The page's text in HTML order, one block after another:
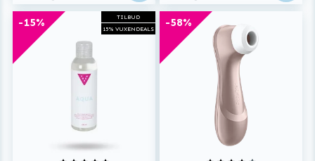
TILBUD
15% VUXENDEALS
-15% -58%